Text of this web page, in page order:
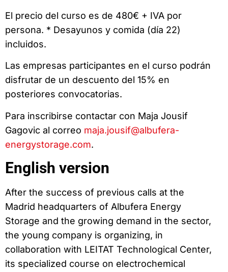
El precio del curso es de 480€ + IVA por
persona. * Desayunos y comida (día 22)
incluidos.
Las empresas participantes en el curso podrán
disfrutar de un descuento del 15% en
posteriores convocatorias.
Para inscribirse contactar con Maja Jousif
Gagovic al correo maja.jousif@albufera-
energystorage.com.
English version
After the success of previous calls at the
Madrid headquarters of Albufera Energy
Storage and the growing demand in the sector,
the young company is organizing, in
collaboration with LEITAT Technological Center,
its specialized course on electrochemical